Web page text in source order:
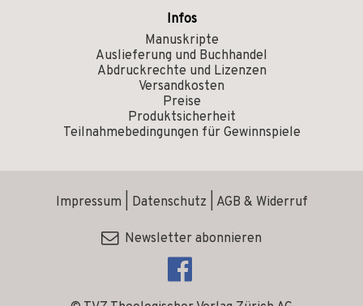
Infos
Manuskripte
Auslieferung und Buchhandel
Abdruckrechte und Lizenzen
Versandkosten
Preise
Produktsicherheit
Teilnahmebedingungen für Gewinnspiele
Impressum Datenschutz AGB & Widerruf
Newsletter abonnieren